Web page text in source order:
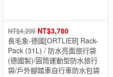
NT$4,200 NT$3,780
長毛象-德國[ORTLIEB] Rack-
Pack (31L) / 防水亮面旅行袋
(德國製)/圓筒運動型防水旅行
袋/戶外腳踏車自行車防水包袋